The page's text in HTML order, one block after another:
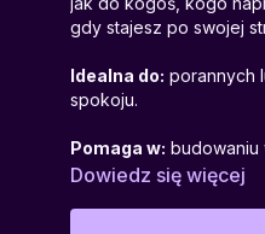
gdy stajesz po swojej
Idealna do: porannych
spokoju.
Pomaga w: budowaniu
wartości, uwalnianiu
Dowiedz się więcej